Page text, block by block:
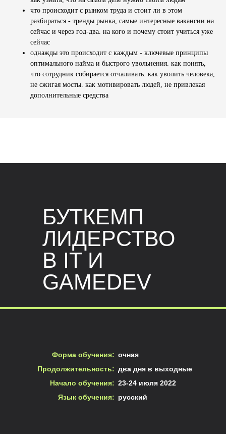
что происходит с рынком труда и стоит ли в этом
разбираться - тренды рынка, самые интересные вакансии на
сейчас и через год-два. на кого и почему стоит учиться уже
сейчас
однажды это происходит с каждым - ключевые принципы
оптимального найма и быстрого увольнения. как понять,
что сотрудник собирается отчаливать. как уволить человека,
не сжигая мосты. как мотивировать людей, не привлекая
дополнительные средства
БУТКЕМП
ЛИДЕРСТВО
В IT И
GAMEDEV
очная
два дня в выходные
23-24 июля 2022
русский
Форма обучения:
Продолжительность:
Начало обучения:
Язык обучения: